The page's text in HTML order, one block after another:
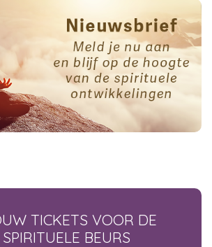
TICKETS VOOR DE
BEURS